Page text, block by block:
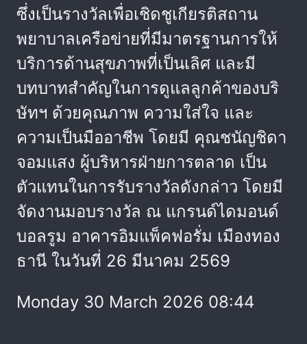
ซึ่งเป็นรางวัลเพื่อเชิดชูเกียรติสถาน
พยาบาลเครือข่ายที่มีมาตรฐานการให้
บริการด้านสุขภาพที่เป็นเลิศ และมี
บทบาทสำคัญในการดูแลลูกค้าของบริ
ษัทฯ ด้วยคุณภาพ ความใส่ใจ และ
ความเป็นมืออาชีพ โดยมี คุณชนัญชิดา
จอมแสง ผู้บริหารฝ่ายการตลาด เป็น
ตัวแทนในการรับรางวัลดังกล่าว โดยมี
จัดงานมอบรางวัล ณ แกรนด์ไดมอนด์
บอลรูม อาคารอิมแพ็คฟอรั่ม เมืองทอง
ธานี ในวันที่ 26 มีนาคม 2569
Monday 30 March 2026 08:44